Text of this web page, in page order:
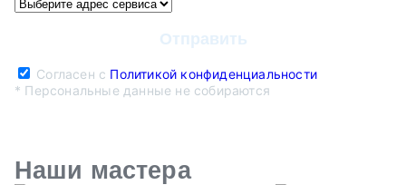
Согласен с Политикой конфиденциальности
* Персональные данные не собираются
Наши мастера